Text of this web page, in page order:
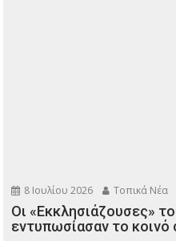
8 Ιουλίου 2026 Τοπικά Νέα
Οι «Εκκλησιάζουσες»
εντυπωσίασαν το